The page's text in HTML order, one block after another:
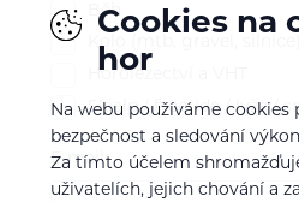
Běh
Kolo (mtb, gravel, silnice)
Horolezectví a VHT
Skialp / freeride / lyže /
E-mail
Cookies na
hor
Na webu používáme cookies
bezpečnost a sledování
Za tímto účelem
uživatelích, jejich chování a